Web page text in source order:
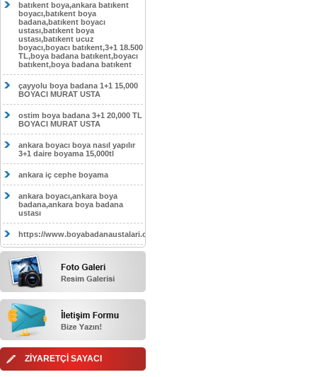
HASKÖY DAİRE BOYAMA 1000TL
EV,İŞYERİ BOYA BADANA USTASI
0554 184 41 66
GÖLBAŞI DAİRE BOYAMA 1000TL
EV,İŞYERİ BOYA BADANA USTASI
0554 184 41 66
SOKULLU DAİRE BOYAMA 1000TL
EV,İŞYERİ BOYA BADANA USTASI
0554 184 41 66
batıkent boya,ankara batıkent
boyacı,batıkent boya
badana,batıkent boyacı
ustası,batıkent boya
ustası,batıkent ucuz
boyacı,boyacı batıkent,3+1 18.500
TL,boya badana batıkent,boyacı
batıkent,boya badana batıkent
çayyolu boya badana 1+1 15,000
BOYACI MURAT USTA
ostim boya badana 3+1 20,000 TL
BOYACI MURAT USTA
ankara boyacı boya nasıl yapılır
3+1 daire boyama 15,000tl
ankara iç cephe boyama
ankara boyacı,ankara boya
badana,ankara boya badana
ustası
https://www.boyabadanaustalari.com/
ZİYARETÇİ SAYACI